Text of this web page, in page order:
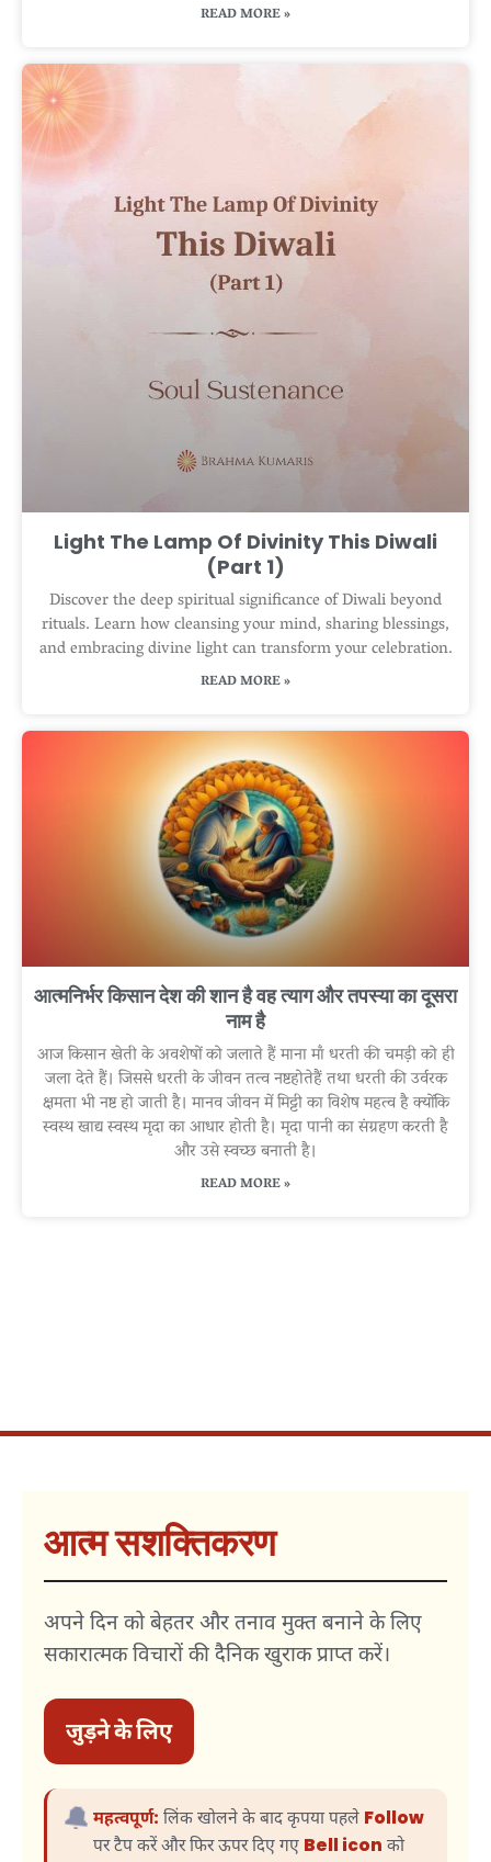
READ MORE »
Light The Lamp Of Divinity This Diwali
(Part 1)
Discover the deep spiritual significance of Diwali beyond
rituals. Learn how cleansing your mind, sharing blessings,
and embracing divine light can transform your celebration.
READ MORE »
आत्मनिर्भर किसान देश की शान है वह त्याग और तपस्या का दूसरा
नाम है
आज किसान खेती के अवशेषों को जलाते हैं माना माँ धरती की चमड़ी को ही
जला देते हैं। जिससे धरती के जीवन तत्व नष्टहोतेहैं तथा धरती की उर्वरक
क्षमता भी नष्ट हो जाती है। मानव जीवन में मिट्टी का विशेष महत्व है क्योंकि
स्वस्थ खाद्य स्वस्थ मृदा का आधार होती है। मृदा पानी का संग्रहण करती है
और उसे स्वच्छ बनाती है।
READ MORE »
आत्म सशक्तिकरण
अपने दिन को बेहतर और तनाव मुक्त बनाने के लिए
सकारात्मक विचारों की दैनिक खुराक प्राप्त करें।
जुड़ने के लिए
🔔 महत्वपूर्ण: लिंक खोलने के बाद कृपया पहले Follow
पर टैप करें और फिर ऊपर दिए गए Bell icon को